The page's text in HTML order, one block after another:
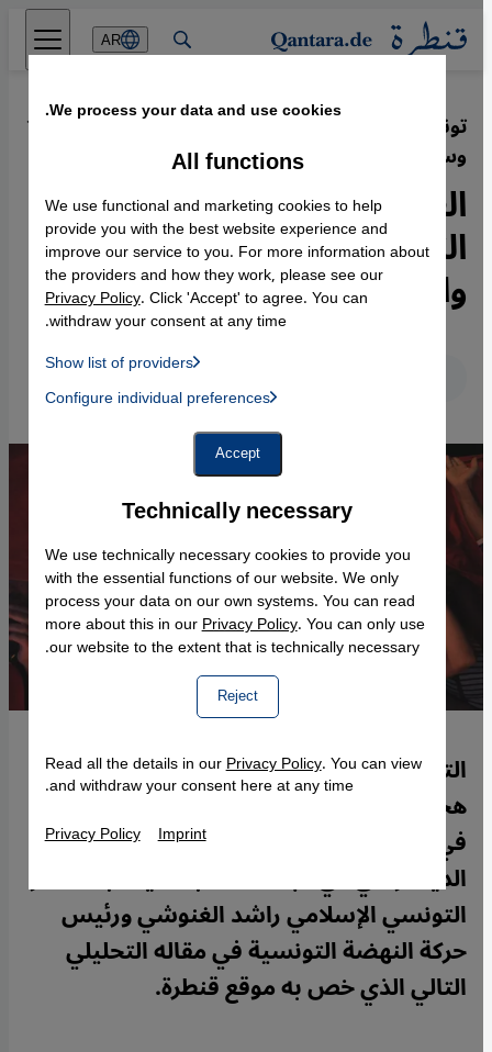
Direkt zum Inhalt springen
AR
تونس بعد الهجمات الإرهابية في باردو
وسوسة
·
10.08.2015
الغنوشي: كفاح من أجل
الكرامة واحترام الحقوق
والحريات الفردية
عربي
التحديات التي تعترض المجتمع التونسي بعد
هجمات سوسة وباردو تكمن بالدرجة الأولى
في مواجهة أولئك الذين يعارضون التطور
الديمقراطي في البلاد، حسب ما يكتب المفكر
التونسي الإسلامي راشد الغنوشي ورئيس
حركة النهضة التونسية في مقاله التحليلي
التالي الذي خص به موقع قنطرة.
We process your data and use cookies.
Technically necessary
We use technically necessary cookies to provide you
with the essential functions of our website. We only
process your data on our own systems. You can read
more about this in ourPrivacy Policy. You can only use
our website to the extent that is technically necessary.
Reject
All functions
We use functional and marketing cookies to help
provide you with the best website experience and
improve our service to you. For more information about
the providers and how they work, please see our
Privacy Policy. Click 'Accept' to agree. You can
withdraw your consent at any time.
Show list of providers
Instagram Embed, Twitter Embed, Youtube Embed
Facebook Embed / Facebook Connect
Google Maps Embed
Configure individual preferences
Accept
Read all the details in ourPrivacy Policy. You can view
and withdraw your consent here at any time.
Privacy Policy Imprint